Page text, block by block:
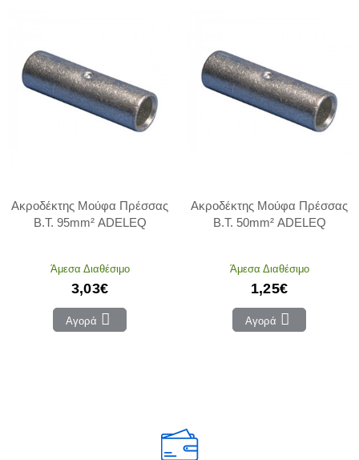
Ακροδέκτης Μούφα Πρέσσας
Β.Τ. 95mm² ADELEQ
Άμεσα Διαθέσιμο
3,03€
Αγορά
Ακροδέκτης Μούφα Πρέσσας
Β.Τ. 50mm² ADELEQ
Άμεσα Διαθέσιμο
1,25€
Αγορά